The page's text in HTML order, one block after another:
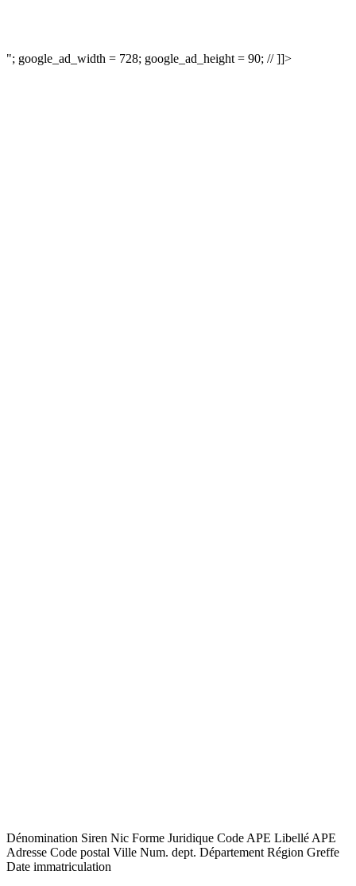
"; google_ad_width = 728; google_ad_height = 90; // ]]>
Dénomination Siren Nic Forme Juridique Code APE Libellé APE
Adresse Code postal Ville Num. dept. Département Région Greffe
Date immatriculation